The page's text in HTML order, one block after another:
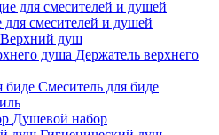
смесителей и душей
Верхний душ
Держатель верхнего
Смеситель для биде
Душевой набор